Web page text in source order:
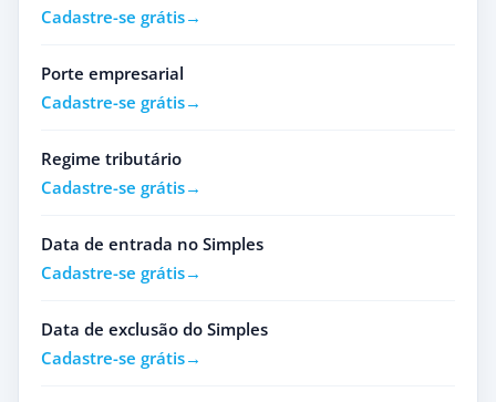
Cadastre-se grátis
Porte empresarial
Cadastre-se grátis
Regime tributário
Cadastre-se grátis
Data de entrada no Simples
Cadastre-se grátis
Data de exclusão do Simples
Cadastre-se grátis